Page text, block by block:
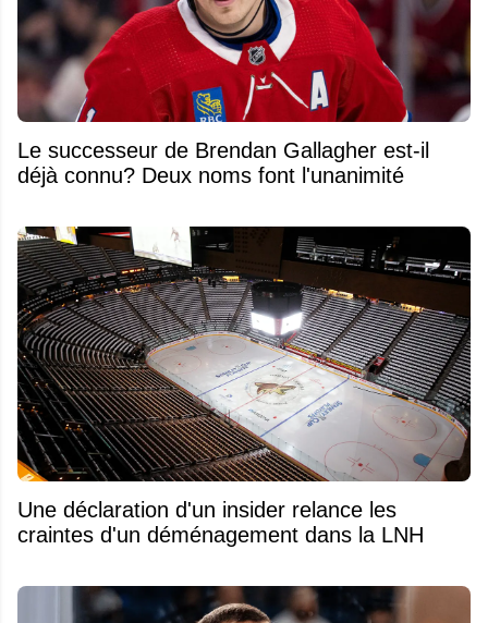
Le successeur de Brendan Gallagher est-il
déjà connu? Deux noms font l'unanimité
Une déclaration d'un insider relance les
craintes d'un déménagement dans la LNH